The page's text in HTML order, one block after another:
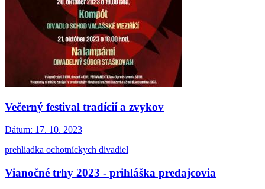
Večerný festival tradícií a zvykov
Dátum: 17. 10. 2023
prehliadka ochotníckych divadiel
Vianočné trhy 2023 - prihláška predajcovia